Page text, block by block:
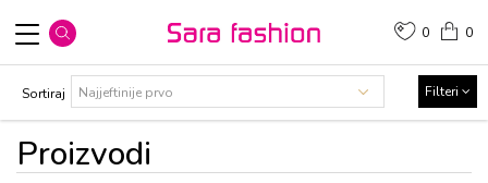
0
0
Proizvodi
Sortiraj Filteri